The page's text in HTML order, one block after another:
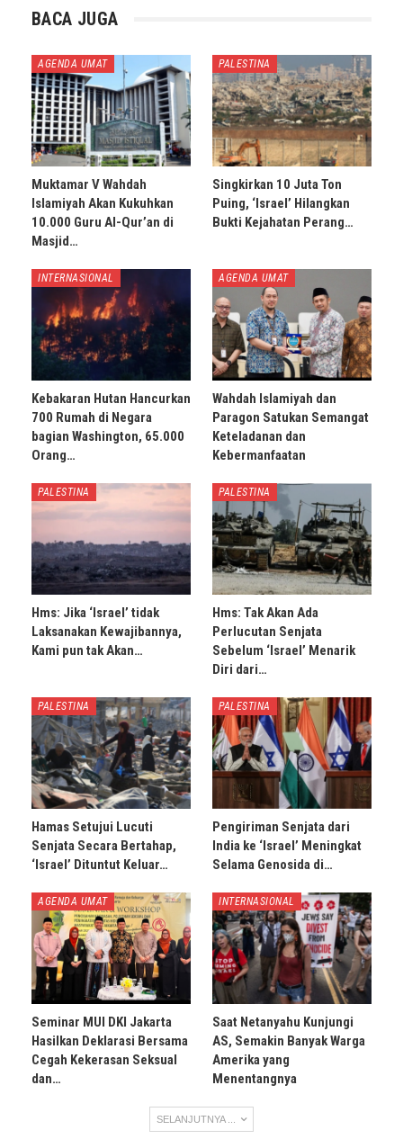
BACA JUGA
AGENDA UMAT
Muktamar V Wahdah
Islamiyah Akan Kukuhkan
10.000 Guru Al-Qur’an di
Masjid…
PALESTINA
Singkirkan 10 Juta Ton
Puing, ‘Israel’ Hilangkan
Bukti Kejahatan Perang…
INTERNASIONAL
Kebakaran Hutan Hancurkan
700 Rumah di Negara
bagian Washington, 65.000
Orang…
AGENDA UMAT
Wahdah Islamiyah dan
Paragon Satukan Semangat
Keteladanan dan
Kebermanfaatan
PALESTINA
Hms: Jika ‘Israel’ tidak
Laksanakan Kewajibannya,
Kami pun tak Akan…
PALESTINA
Hms: Tak Akan Ada
Perlucutan Senjata
Sebelum ‘Israel’ Menarik
Diri dari…
PALESTINA
Hamas Setujui Lucuti
Senjata Secara Bertahap,
‘Israel’ Dituntut Keluar…
PALESTINA
Pengiriman Senjata dari
India ke ‘Israel’ Meningkat
Selama Genosida di…
AGENDA UMAT
Seminar MUI DKI Jakarta
Hasilkan Deklarasi Bersama
Cegah Kekerasan Seksual
dan…
INTERNASIONAL
Saat Netanyahu Kunjungi
AS, Semakin Banyak Warga
Amerika yang
Menentangnya
SELANJUTNYA ...